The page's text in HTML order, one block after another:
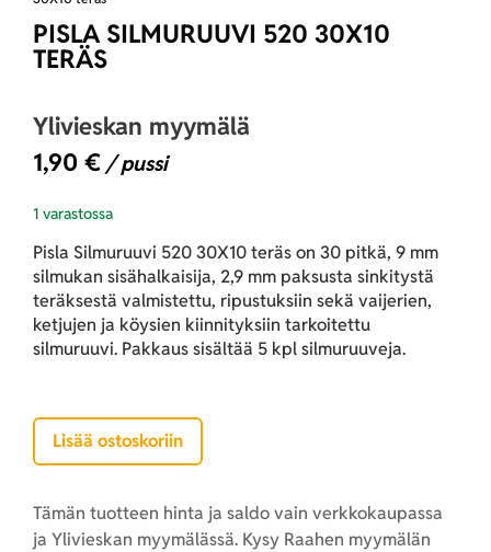
PISLA SILMURUUVI 520 30X10
TERÄS
Ylivieskan myymälä
1,90 € / pussi
1 varastossa
Pisla Silmuruuvi 520 30X10 teräs on 30 pitkä, 9 mm
silmukan sisähalkaisija, 2,9 mm paksusta sinkitystä
teräksestä valmistettu, ripustuksiin sekä vaijerien,
ketjujen ja köysien kiinnityksiin tarkoitettu
silmuruuvi. Pakkaus sisältää 5 kpl silmuruuveja.
Lisää ostoskoriin
Tämän tuotteen hinta ja saldo vain verkkokaupassa
ja Ylivieskan myymälässä. Kysy Raahen myymälän